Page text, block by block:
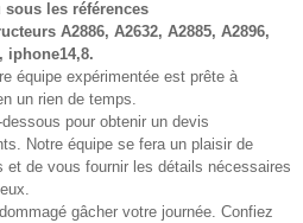
À DISTANCE
sous les références
A2886, A2632, A2885, A2896,
iphone14,8.
équipe expérimentée est prête à
un rien de temps.
pour obtenir un devis
Notre équipe se fera un plaisir de
et de vous fournir les détails nécessaires
gâcher votre journée. Confiez